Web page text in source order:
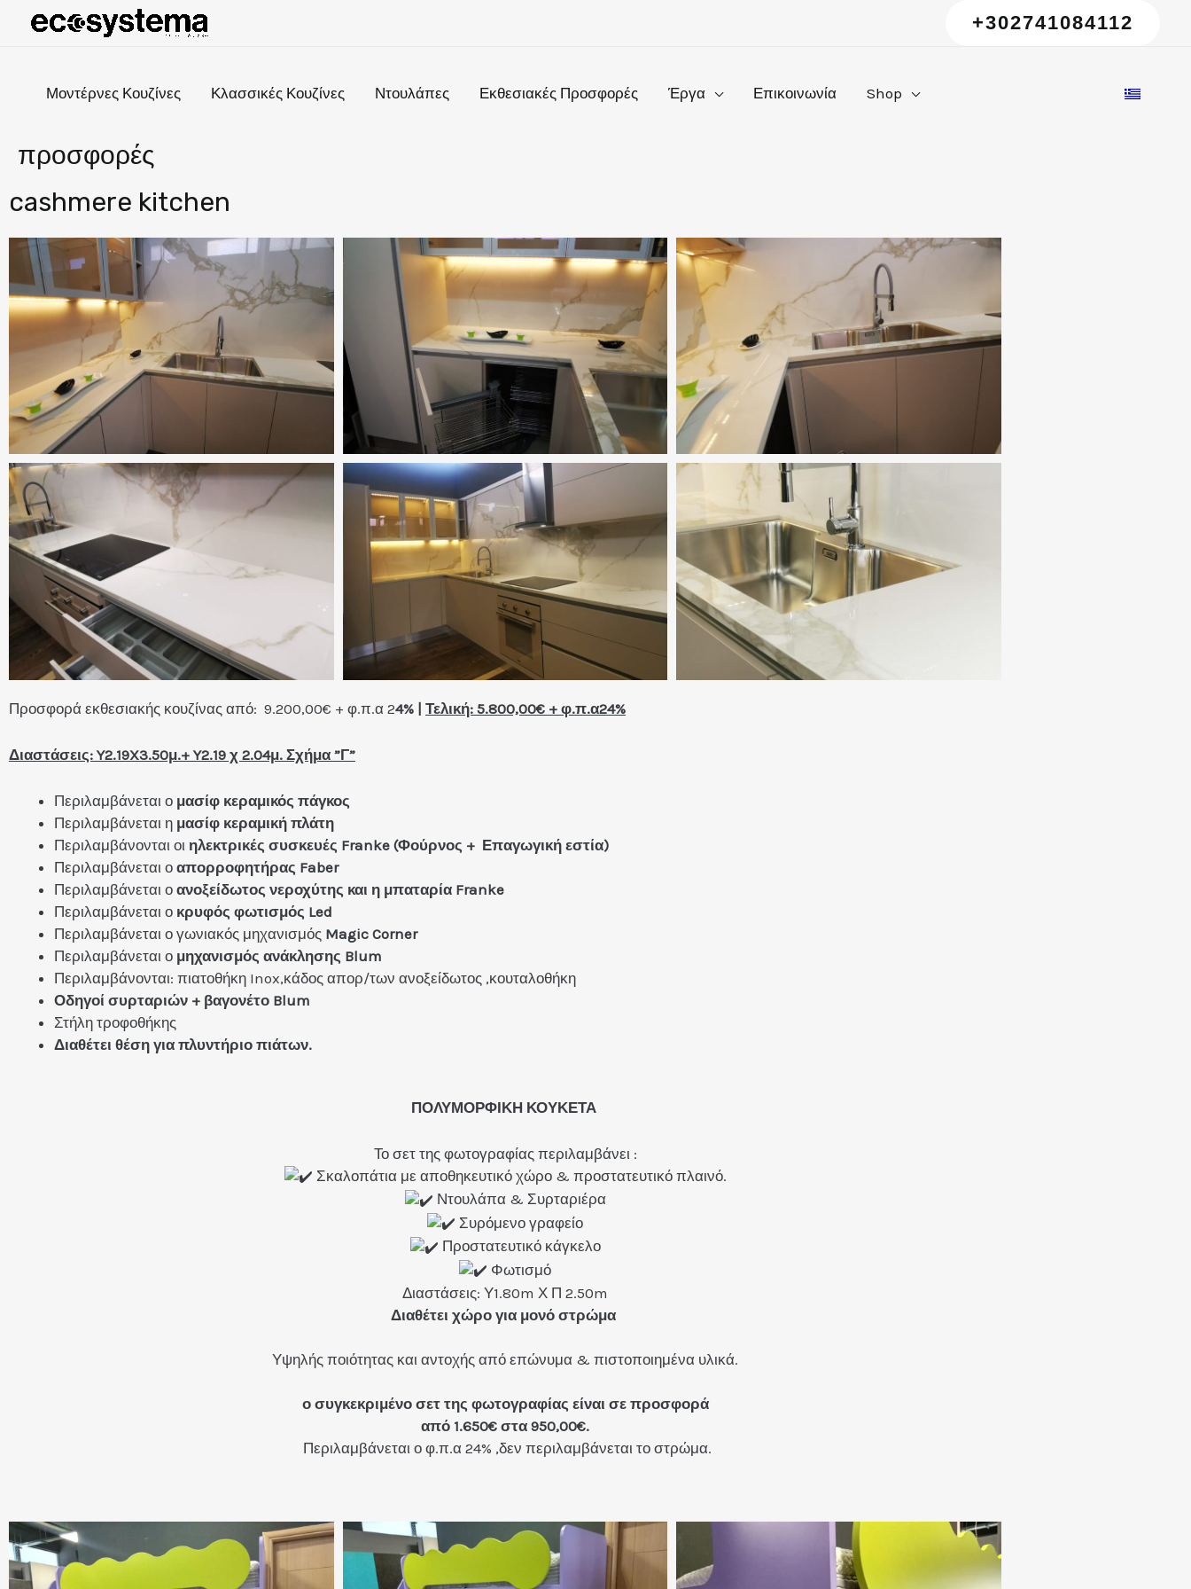
+302741084112
Μοντέρνες Κουζίνες Κλασσικές Κουζίνες Ντουλάπες Εκθεσιακές Προσφορές Έργα Επικοινωνία Shop
προσφορές
cashmere kitchen
Προσφορά εκθεσιακής κουζίνας από: 9.200,00€ + φ.π.α 24% | Τελική: 5.800,00€ + φ.π.α24%
Διαστάσεις: Y2.19X3.50μ.+ Y2.19 χ 2.04μ. Σχήμα ”Γ”
Περιλαμβάνεται ο μασίφ κεραμικός πάγκος
Περιλαμβάνεται η μασίφ κεραμική πλάτη
Περιλαμβάνονται οι ηλεκτρικές συσκευές Franke (Φούρνος + Επαγωγική εστία)
Περιλαμβάνεται ο απορροφητήρας Faber
Περιλαμβάνεται ο ανοξείδωτος νεροχύτης και η μπαταρία Franke
Περιλαμβάνεται ο κρυφός φωτισμός Led
Περιλαμβάνεται ο γωνιακός μηχανισμός Magic Corner
Περιλαμβάνεται ο μηχανισμός ανάκλησης Blum
Περιλαμβάνονται: πιατοθήκη Inox,κάδος απορ/των ανοξείδωτος ,κουταλοθήκη
Οδηγοί συρταριών + βαγονέτο Blum
Στήλη τροφοθήκης
Διαθέτει θέση για πλυντήριο πιάτων.
ΠΟΛΥΜΟΡΦΙΚΗ ΚΟΥΚΕΤΑ
Το σετ της φωτογραφίας περιλαμβάνει :
Σκαλοπάτια με αποθηκευτικό χώρο & προστατευτικό πλαινό.
Ντουλάπα & Συρταριέρα
Συρόμενο γραφείο
Προστατευτικό κάγκελο
Φωτισμό
Διαστάσεις: Υ1.80m Χ Π 2.50m
Διαθέτει χώρο για μονό στρώμα
Υψηλής ποιότητας και αντοχής από επώνυμα & πιστοποιημένα υλικά.
ο συγκεκριμένο σετ της φωτογραφίας είναι σε προσφορά
από 1.650€ στα 950,00€.
Περιλαμβάνεται ο φ.π.α 24% ,δεν περιλαμβάνεται το στρώμα.